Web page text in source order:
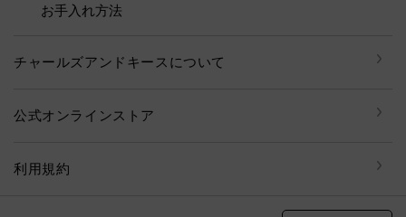
お手入れ方法
チャールズアンドキースについて
公式オンラインストア
利用規約